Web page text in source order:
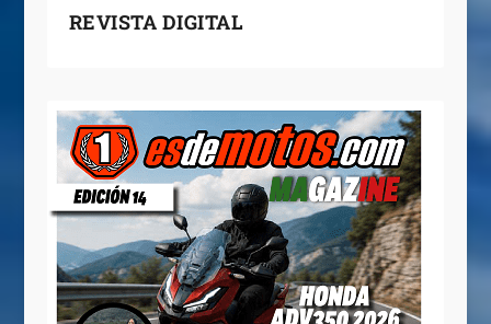
REVISTA DIGITAL